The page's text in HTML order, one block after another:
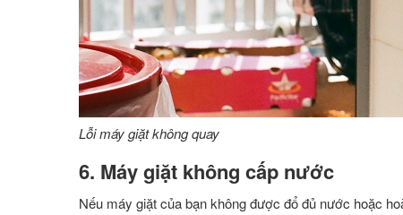
Lỗi máy giặt không quay
6. Máy giặt không cấp nước
Nếu máy giặt của bạn không được đổ đủ nước hoặc